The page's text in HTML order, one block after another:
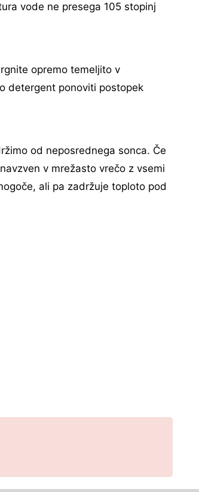
vode ne presega 105 stopinj
opremo temeljito v
detergent ponoviti postopek
od neposrednega sonca. Če
v mrežasto vrečo z vsemi
ali pa zadržuje toploto pod